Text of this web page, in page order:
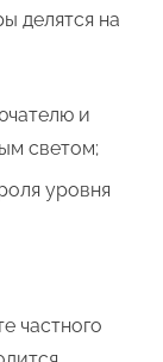
делятся на
и
светом;
уровня
частного